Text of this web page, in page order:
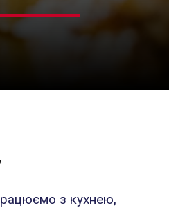
з кухнею,